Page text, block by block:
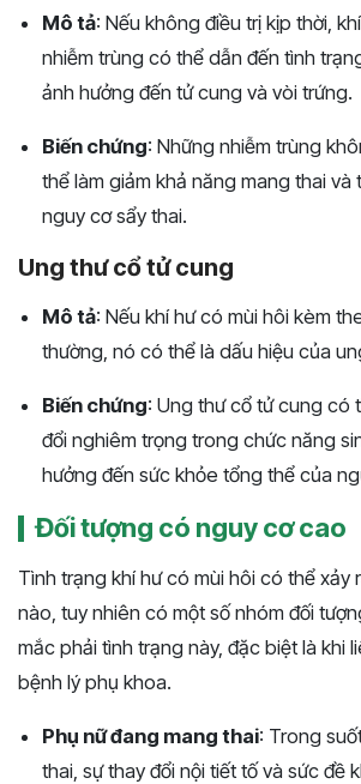
Mô tả: Nếu không điều trị kịp thời,
nhiễm trùng có thể dẫn đến tình
ảnh hưởng đến tử cung và vòi trứng.
Biến chứng: Những nhiễm trùng
thể làm giảm khả năng mang thai và
nguy cơ sẩy thai.
Ung thư cổ tử cung
Mô tả: Nếu khí hư có mùi hôi kèm
thường, nó có thể là dấu hiệu của
Biến chứng: Ung thư cổ tử cung có
đổi nghiêm trọng trong chức năng
hưởng đến sức khỏe tổng thể của
Đối tượng có nguy cơ cao
Tình trạng khí hư có mùi hôi có thể xảy
nào, tuy nhiên có một số nhóm đối
mắc phải tình trạng này, đặc biệt là khi
bệnh lý phụ khoa.
Phụ nữ đang mang thai: Trong
thai, sự thay đổi nội tiết tố và sức đề